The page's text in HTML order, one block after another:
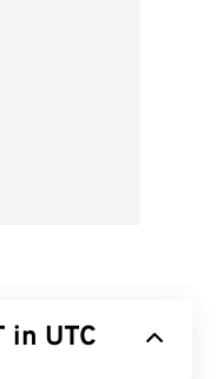
in UTC